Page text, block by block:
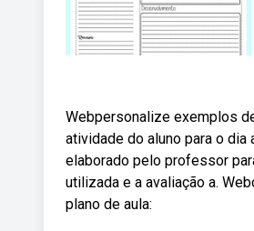
Webpersonalize exemplos
atividade do aluno para o
elaborado pelo professor
utilizada e a avaliação a.
plano de aula: